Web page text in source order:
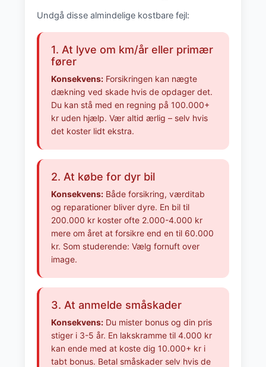
Undgå disse almindelige kostbare fejl:
1. At lyve om km/år eller primær
fører
Konsekvens: Forsikringen kan nægte
dækning ved skade hvis de opdager det.
Du kan stå med en regning på 100.000+
kr uden hjælp. Vær altid ærlig – selv hvis
det koster lidt ekstra.
2. At købe for dyr bil
Konsekvens: Både forsikring, værditab
og reparationer bliver dyre. En bil til
200.000 kr koster ofte 2.000-4.000 kr
mere om året at forsikre end en til 60.000
kr. Som studerende: Vælg fornuft over
image.
3. At anmelde småskader
Konsekvens: Du mister bonus og din pris
stiger i 3-5 år. En lakskramme til 4.000 kr
kan ende med at koste dig 10.000+ kr i
tabt bonus. Betal småskader selv hvis de